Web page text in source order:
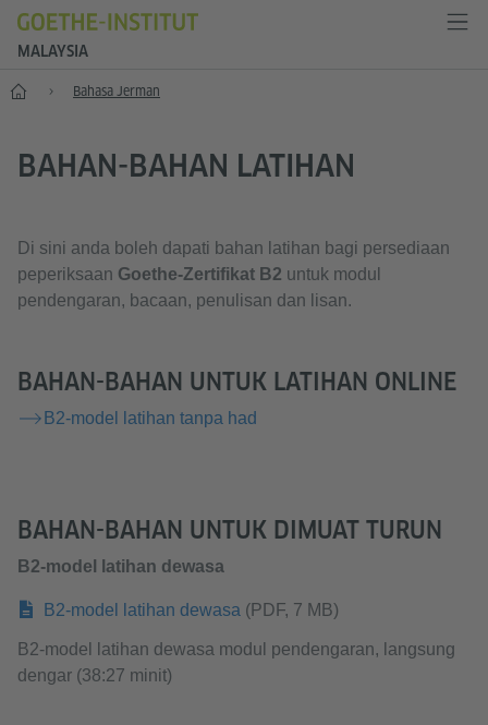
MALAYSIA
Home Bahasa Jerman
BAHAN-BAHAN LATIHAN
Di sini anda boleh dapati bahan latihan bagi persediaan
peperiksaan Goethe-Zertifikat B2 untuk modul
pendengaran, bacaan, penulisan dan lisan.
BAHAN-BAHAN UNTUK LATIHAN ONLINE
B2-model latihan tanpa had
BAHAN-BAHAN UNTUK DIMUAT TURUN
B2-model latihan dewasa
B2-model latihan dewasa (PDF, 7 MB)
B2-model latihan dewasa modul pendengaran, langsung
dengar (38:27 minit)​​​​​​​